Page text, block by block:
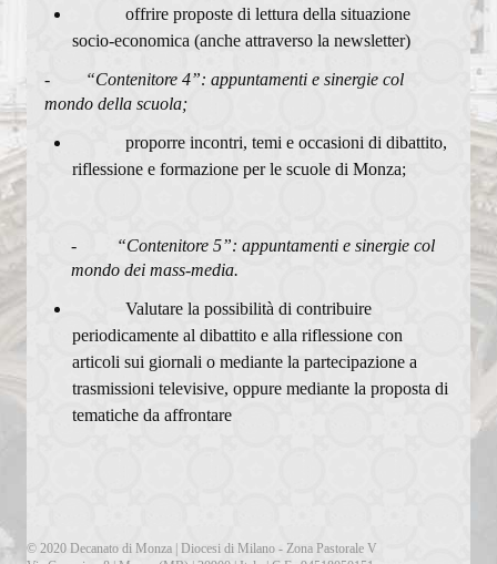
offrire proposte di lettura della situazione
socio-economica (anche attraverso la newsletter)
-
“Contenitore 4”: appuntamenti e sinergie col
mondo della scuola;
proporre incontri, temi e occasioni di dibattito,
riflessione e formazione per le scuole di Monza;
-
“Contenitore 5”: appuntamenti e sinergie col
mondo dei mass-media.
Valutare la possibilità di contribuire
periodicamente al dibattito e alla riflessione con
articoli sui giornali o mediante la partecipazione a
trasmissioni televisive, oppure mediante la proposta di
tematiche da affrontare
© 2020 Decanato di Monza | Diocesi di Milano - Zona Pastorale V